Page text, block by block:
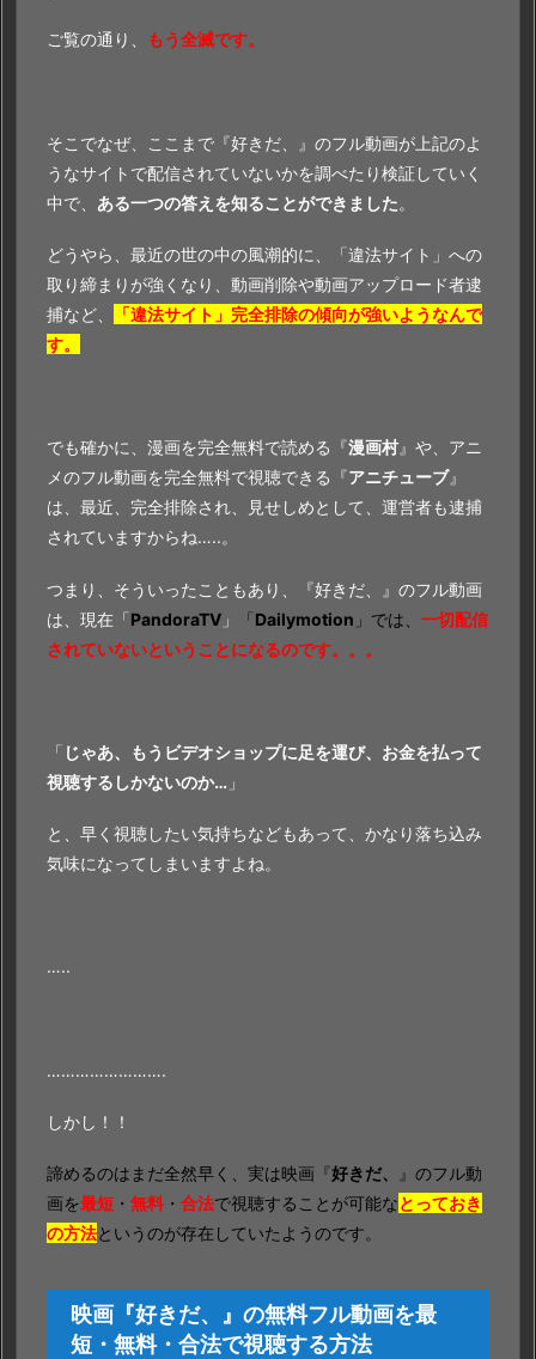
ご覧の通り、 もう全滅です。
そこでなぜ、ここまで『好きだ、』のフル動画が上記のよ
うなサイトで配信されていないかを調べたり検証していく
中で、 ある一つの答えを知ることができました。
どうやら、最近の世の中の風潮的に、「違法サイト」への
取り締まりが強くなり、動画削除や動画アップロード者逮
捕など、
「違法サイト」完全排除の傾向が強いようなんで
す。
でも確かに、漫画を完全無料で読める『漫画村』や、アニ
メのフル動画を完全無料で視聴できる『アニチューブ』
は、最近、完全排除され、見せしめとして、運営者も逮捕
されていますからね…..。
つまり、そういったこともあり、『好きだ、』のフル動画
は、現在「PandoraTV 」 「Dailymotion 」では、 一切配信
されていないということになるのです。。。
「 じゃあ、もうビデオショップに足を運び、お金を払って
視聴するしかないのか… 」
と、早く視聴したい気持ちなどもあって、かなり落ち込み
気味になってしまいますよね。
…..
…………………….
しかし！！
諦めるのはまだ全然早く、実は映画『好きだ、
』のフル動
画を最短 ・ 無料 ・ 合法で視聴することが可能なとっておき
の方法というのが存在していたようのです。
映画『好きだ、』の無料フル動画を最
短・無料・合法で視聴する方法